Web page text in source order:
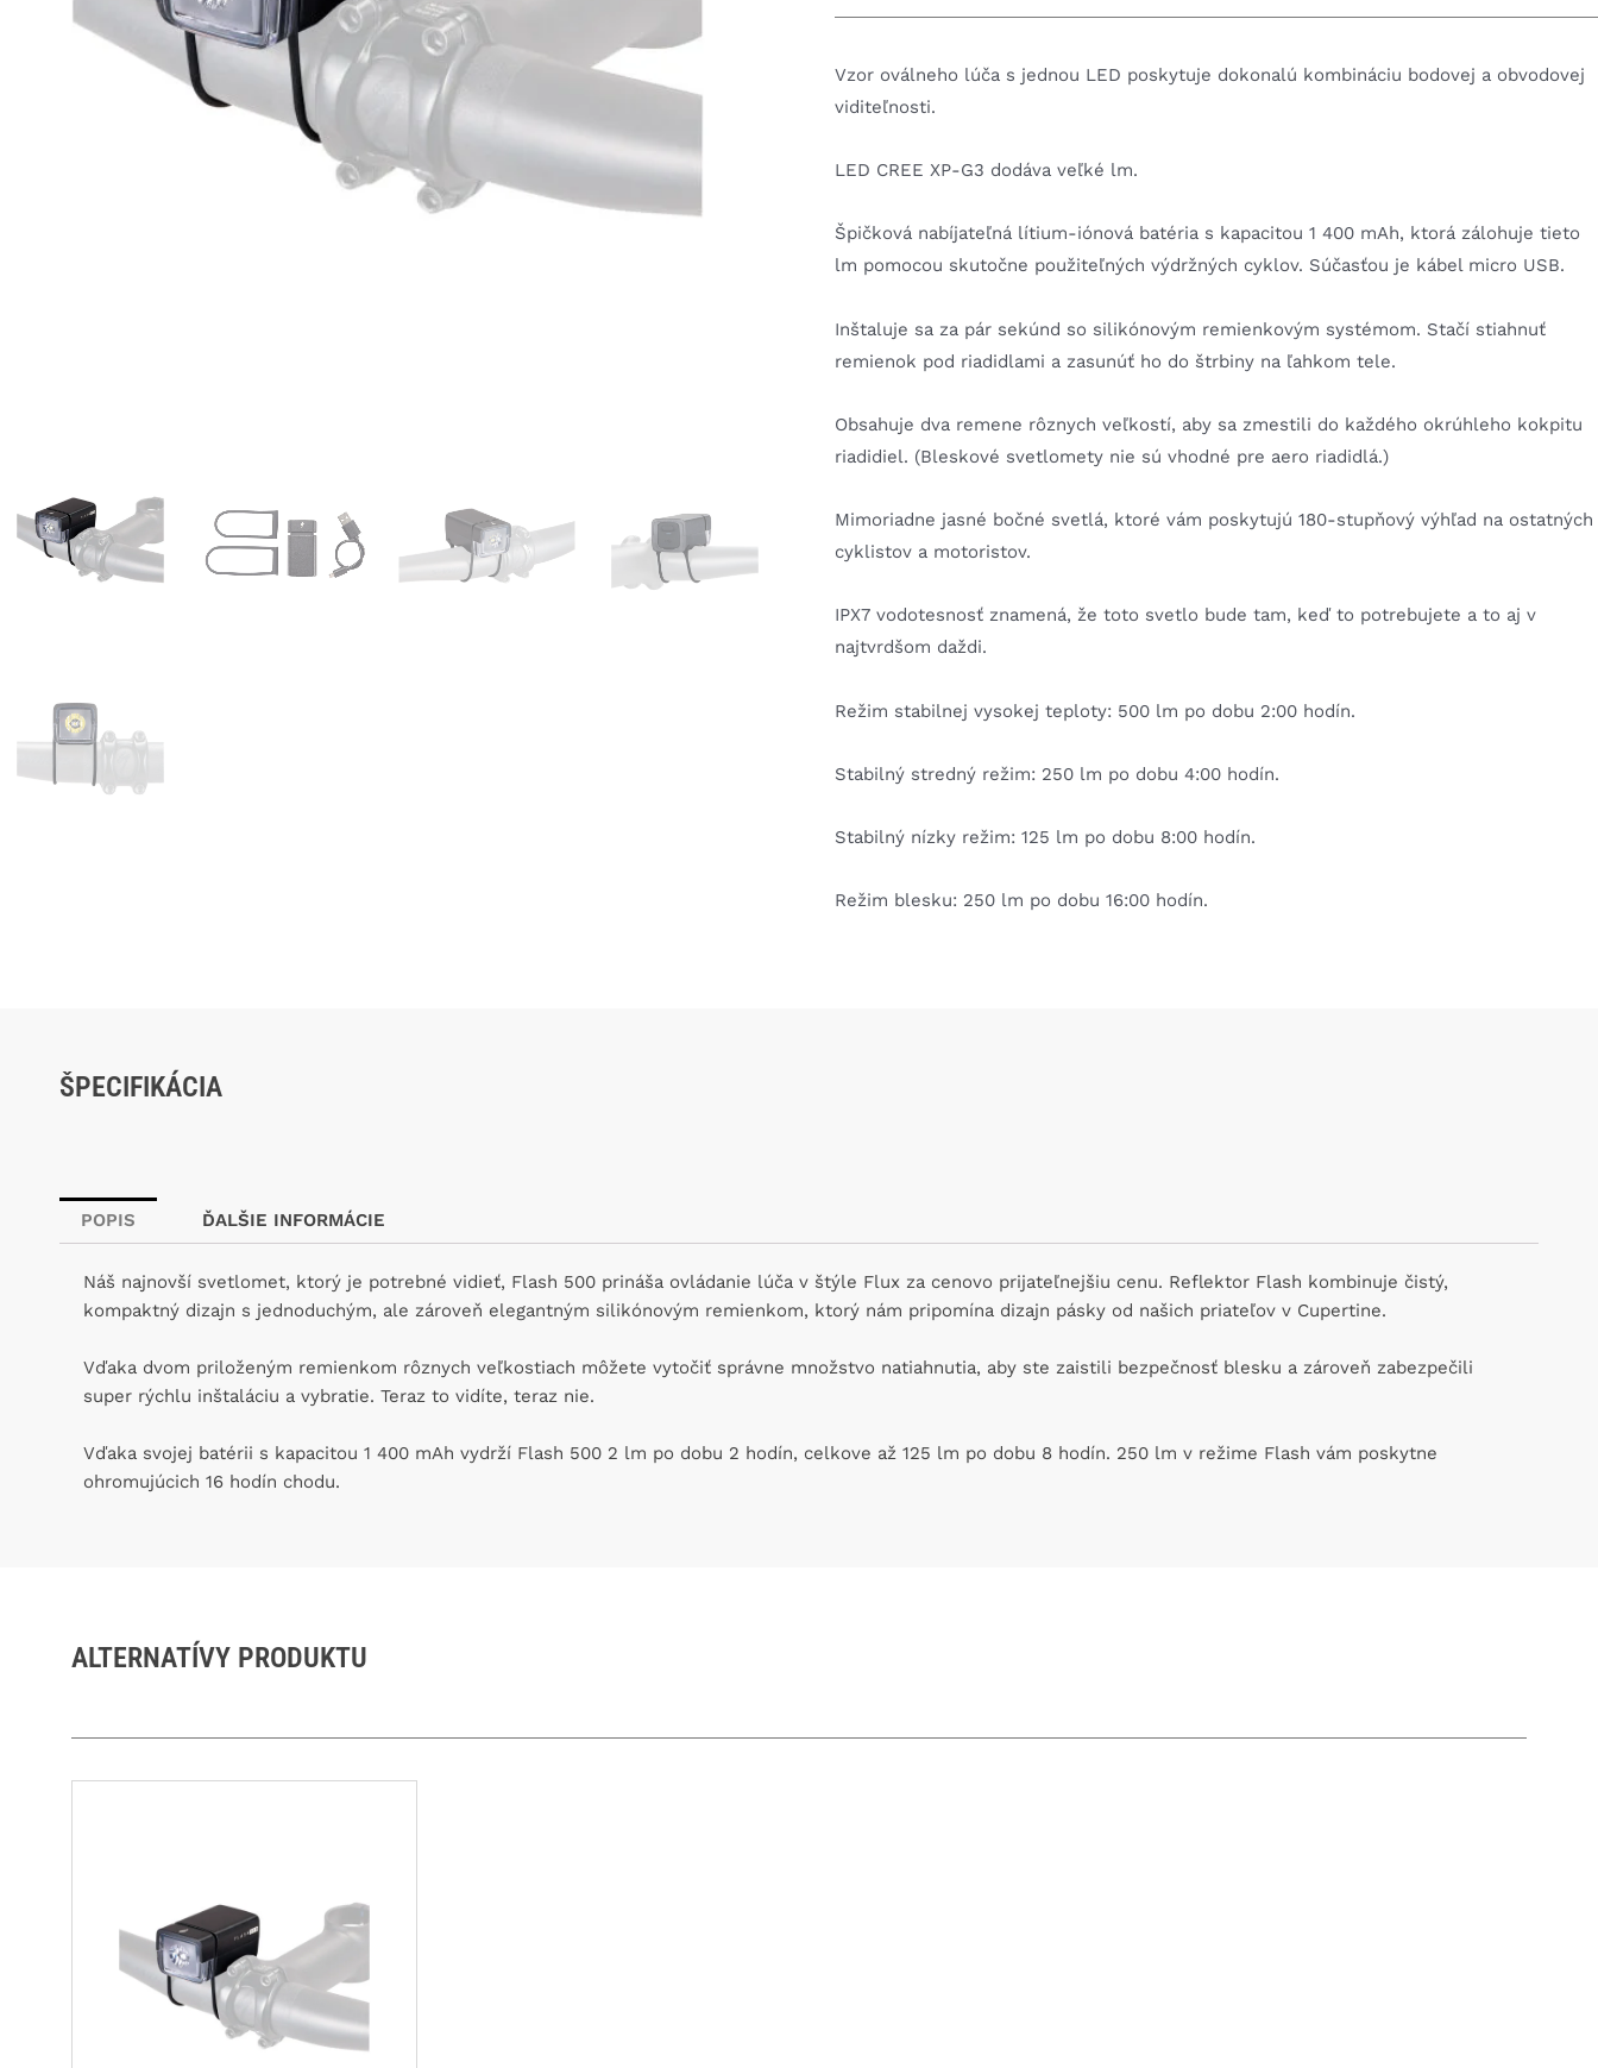
Vzor oválneho lúča s jednou LED poskytuje dokonalú kombináciu bodovej a obvodovej
viditeľnosti.
LED CREE XP-G3 dodáva veľké lm.
Špičková nabíjateľná lítium-iónová batéria s kapacitou 1 400 mAh, ktorá zálohuje tieto
lm pomocou skutočne použiteľných výdržných cyklov. Súčasťou je kábel micro USB.
Inštaluje sa za pár sekúnd so silikónovým remienkovým systémom. Stačí stiahnuť
remienok pod riadidlami a zasunúť ho do štrbiny na ľahkom tele.
Obsahuje dva remene rôznych veľkostí, aby sa zmestili do každého okrúhleho kokpitu
riadidiel. (Bleskové svetlomety nie sú vhodné pre aero riadidlá.)
Mimoriadne jasné bočné svetlá, ktoré vám poskytujú 180-stupňový výhľad na ostatných
cyklistov a motoristov.
IPX7 vodotesnosť znamená, že toto svetlo bude tam, keď to potrebujete a to aj v
najtvrdšom daždi.
Režim stabilnej vysokej teploty: 500 lm po dobu 2:00 hodín.
Stabilný stredný režim: 250 lm po dobu 4:00 hodín.
Stabilný nízky režim: 125 lm po dobu 8:00 hodín.
Režim blesku: 250 lm po dobu 16:00 hodín.
ŠPECIFIKÁCIA
POPIS ĎALŠIE INFORMÁCIE
Náš najnovší svetlomet, ktorý je potrebné vidieť, Flash 500 prináša ovládanie lúča v štýle Flux za cenovo prijateľnejšiu cenu. Reflektor Flash kombinuje čistý,
kompaktný dizajn s jednoduchým, ale zároveň elegantným silikónovým remienkom, ktorý nám pripomína dizajn pásky od našich priateľov v Cupertine.
Vďaka dvom priloženým remienkom rôznych veľkostiach môžete vytočiť správne množstvo natiahnutia, aby ste zaistili bezpečnosť blesku a zároveň zabezpečili
super rýchlu inštaláciu a vybratie. Teraz to vidíte, teraz nie.
Vďaka svojej batérii s kapacitou 1 400 mAh vydrží Flash 500 2 lm po dobu 2 hodín, celkove až 125 lm po dobu 8 hodín. 250 lm v režime Flash vám poskytne
ohromujúcich 16 hodín chodu.
ALTERNATÍVY PRODUKTU